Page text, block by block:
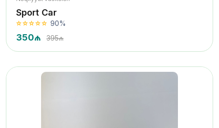
Sport Car
90%
350₼ 395₼